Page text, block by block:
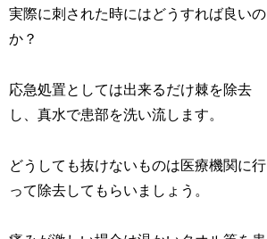
実際に刺された時にはどうすれば良いの
か？
応急処置としては出来るだけ棘を除去
し、真水で患部を洗い流します。
どうしても抜けないものは医療機関に行
って除去してもらいましょう。